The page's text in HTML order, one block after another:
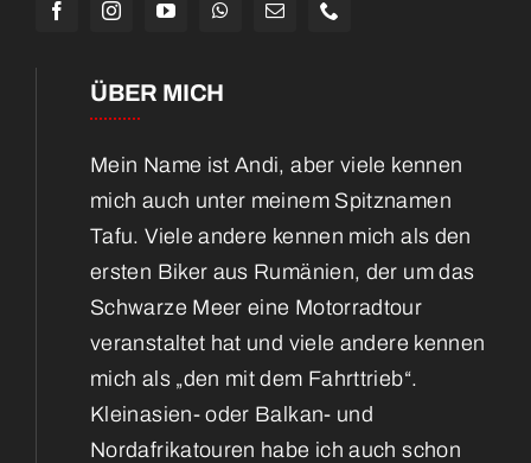
ÜBER MICH
Mein Name ist Andi, aber viele kennen
mich auch unter meinem Spitznamen
Tafu. Viele andere kennen mich als den
ersten Biker aus Rumänien, der um das
Schwarze Meer eine Motorradtour
veranstaltet hat und viele andere kennen
mich als „den mit dem Fahrttrieb“.
Kleinasien- oder Balkan- und
Nordafrikatouren habe ich auch schon